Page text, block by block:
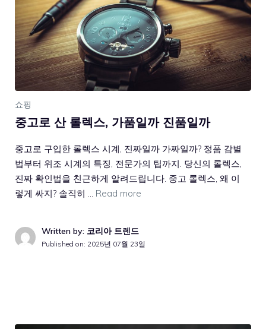
쇼핑
중고로 산 롤렉스, 가품일까 진품일까
중고로 구입한 롤렉스 시계, 진짜일까 가짜일까? 정품 감별
법부터 위조 시계의 특징, 전문가의 팁까지. 당신의 롤렉스,
진짜 확인법을 친근하게 알려드립니다. 중고 롤렉스, 왜 이
렇게 싸지? 솔직히 … Read more
Written by: 코리아 트렌드
Published on: 2025년 07월 23일